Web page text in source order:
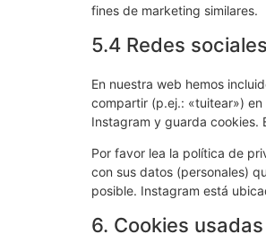
fines de marketing similares.
5.4 Redes sociales
En nuestra web hemos
compartir (p.ej.: «tuitear»)
Instagram y guarda cookies.
Por favor lea la política de
con sus datos (personales)
posible. Instagram está
6. Cookies usadas